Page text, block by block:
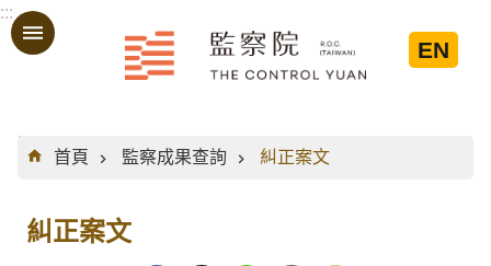
跳到主要內容區塊
:::
EN
:::
首頁
監察成果查詢 糾正案文
糾正案文